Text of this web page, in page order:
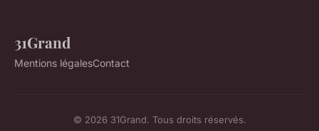
31Grand
Mentions légalesContact
© 2026 31Grand. Tous droits réservés.